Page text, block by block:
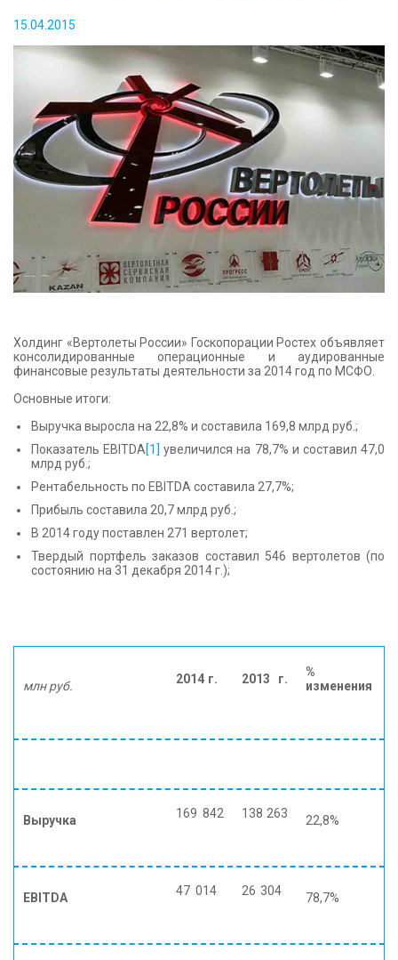
КОНТАКТЫ
15.04.2015
Холдинг «Вертолеты России» Госкопорации Ростех объявляет
консолидированные операционные и аудированные
финансовые результаты деятельности за 2014 год по МСФО.
Основные итоги:
Выручка выросла на 22,8% и составила 169,8 млрд руб.;
Показатель EBITDA[1] увеличился на 78,7% и составил 47,0
млрд руб.;
Рентабельность по EBITDA составила 27,7%;
Прибыль составила 20,7 млрд руб.;
В 2014 году поставлен 271 вертолет;
Твердый портфель заказов составил 546 вертолетов (по
состоянию на 31 декабря 2014 г.);
млн руб. 2014 г. 2013 г.
%
изменения
Выручка 169 842 138 263 22,8%
EBITDA 47 014 26 304 78,7%